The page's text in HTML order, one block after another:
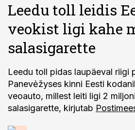
Leedu toll leidis
veokist ligi kahe
salasigarette
Leedu toll pidas laupäeval riigi
Panevėžyses kinni Eesti
veoauto, millest leiti ligi 2
salasigarette, kirjutab